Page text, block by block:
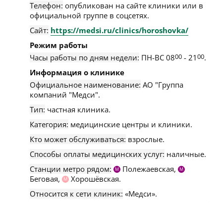
Телефон: опубликован на сайте клиники или в
официальной группе в соцсетях.
Сайт: https://medsi.ru/clinics/horoshovka/
Режим работы
Часы работы по дням недели: ПН-ВС 0800 - 2100.
Информация о клинике
Официальное наименование: АО "Группа
компаний "Медси".
Тип: частная клиника.
Категория: медицинские центры и клиники.
Кто может обслуживаться: взрослые.
Способы оплаты медицинских услуг: наличные.
Станции метро рядом:
М Полежаевская, М
Беговая, М
Хорошёвская.
Относится к сети клиник: «Медси».